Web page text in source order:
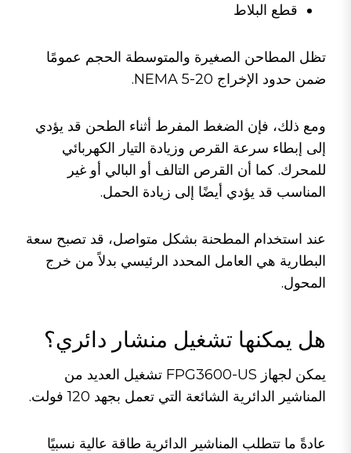
قطع البلاط
تظل المطاحن الصغيرة والمتوسطة الحجم عمومًا
ضمن حدود الإخراج NEMA 5-20.
ومع ذلك، فإن الضغط المفرط أثناء الطحن قد يؤدي
إلى إبطاء سرعة القرص وزيادة التيار الكهربائي
للمحرك. كما أن القرص التالف أو البالي أو غير
المناسب قد يؤدي أيضًا إلى زيادة الحمل.
عند استخدام المطحنة بشكل متواصل، قد تصبح سعة
البطارية هي العامل المحدد الرئيسي بدلاً من خرج
المحول.
هل يمكنها تشغيل منشار دائري؟
يمكن لجهاز FPG3600-US تشغيل العديد من
المناشير الدائرية الشائعة التي تعمل بجهد 120 فولت.
عادةً ما تتطلب المناشير الدائرية طاقة عالية نسبيًا